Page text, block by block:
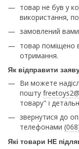
товар не був у
використання,
замовлений
товар поміщено
отримання.
Як відправити
Ви можете
пошту
товару" і
звернутися до
телефонами
Які товари НЕ